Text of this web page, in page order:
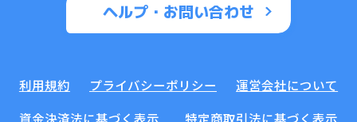
ヘルプ・お問い合わせ
利用規約 プライバシーポリシー
運営会社について
資金決済法に基づく表示
特定商取引法に基づく表示